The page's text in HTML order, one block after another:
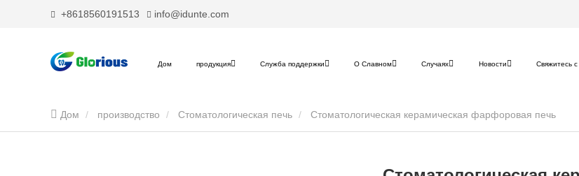
+8618560191513 info@idunte.com
Дом продукция Служба поддержки О Славном Случаях Новости Свяжитесь
Дом производство Стоматологическая печь Стоматологическая керамическая фарфоровая печь